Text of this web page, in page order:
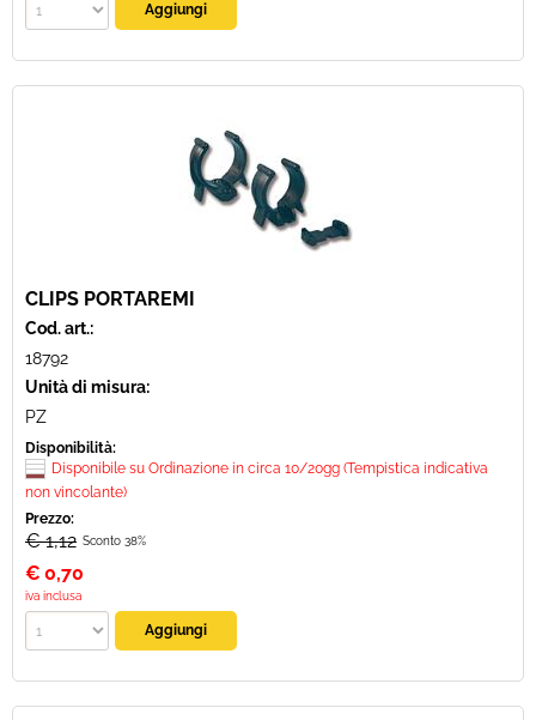
CLIPS PORTAREMI
Cod. art.:
18792
Unità di misura:
PZ
Disponibilità:
Disponibile su Ordinazione in circa 10/20gg (Tempistica indicativa
non vincolante)
Prezzo:
€ 1,12 Sconto 38%
€ 0,70
iva inclusa